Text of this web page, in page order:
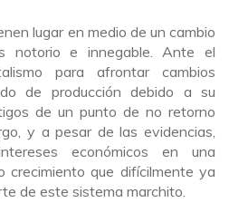
lugar en medio de un cambio
notorio e innegable. Ante el
para afrontar cambios
de producción debido a su
de un punto de no retorno
y a pesar de las evidencias,
económicos en una
crecimiento que difícilmente ya
de este sistema marchito.